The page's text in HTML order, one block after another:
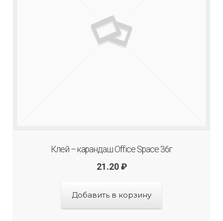
Клей – карандаш Office Space 36г
21.20 ₽
Добавить в корзину